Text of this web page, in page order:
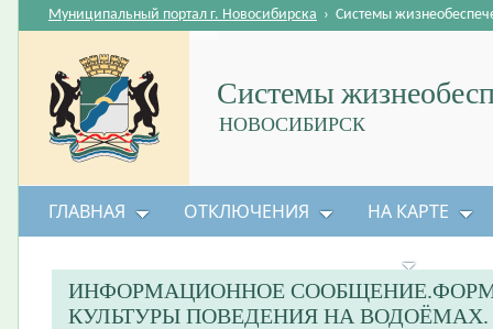
Системы
НОВОСИБИРСК
Муниципальный портал г. Новосибирска › Системы
ГЛАВНАЯ ОТКЛЮЧЕНИЯ НА КАРТЕ
ИНФОРМАЦИОННОЕ
КУЛЬТУРЫ ПОВЕДЕНИЯ НА ВОДОЁМАХ.